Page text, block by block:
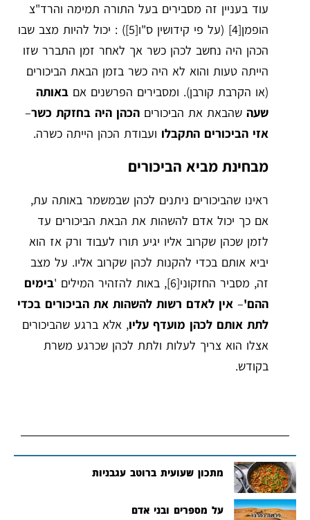
עוד בעניין זה מסבירים בעל התורה תמימה והרד"צ
הופמן[4] (על פי קידושין ס"ו[5]
) : יכול להיות מצב שבו
הכהן היה נחשב לכהן כשר אך לאחר זמן התברר שזו
הייתה טעות והוא לא היה כשר בזמן הבאת הביכורים
(או הקרבת קורבן). ומסבירים הפרשנים אם באותה
שעה שהבאת את הביכורים הכהן היה בחזקת כשר–
אזי הביכורים התקבלו ועבודת הכהן הייתה כשרה.
מבחינת מביא הביכורים
ראינו שהביכורים ניתנים לכהן שבמשמר באותה עת,
אם כך יכול אדם להשהות את הבאת הביכורים עד
לזמן שכהן שקרוב אליו יגיע תורו לעבוד ורק אז הוא
יביא אותם בכדי להקנות לכהן שקרוב אליו. על מצב
זה, מסביר החזקוני[6] , באות להזהיר המילים 'בימים
ההם'– אין לאדם רשות להשהות את הביכורים בכדי
לתת אותם לכהן מועדף עליו, אלא ברגע שהביכורים
אצלו הוא צריך לעלות ולתת לכהן שכרגע משרת
בקודש.
מתכון שעועית ברוטב עגבניות
על מספרים ובני אדם